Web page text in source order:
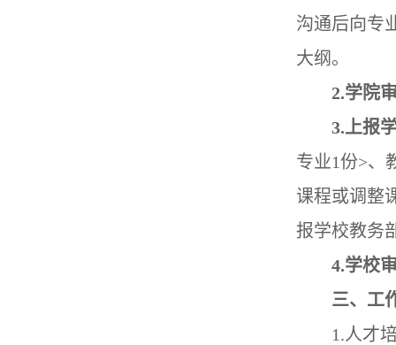
沟通后向专
大纲。
2.学院
3.上报
专业1份>、
课程或调整
报学校教务
4.学校
三、工
1.人才